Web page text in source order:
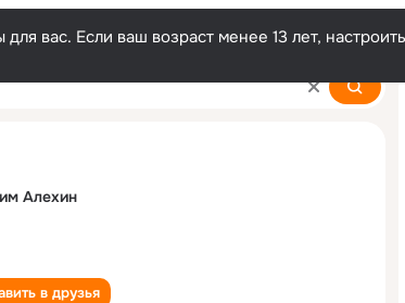
вас. Если ваш возраст менее 13 лет,
Алехин
в друзья